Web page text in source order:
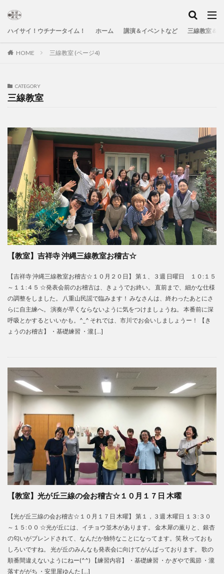
ハイサイ！ウチナータイム！ ホーム 講演＆イベントなど 三線教室＆
HOME 三線教室 (ページ4)
CATEGORY
三線教室
【教室】吉祥寺 沖縄三線教室お稽古☆
【吉祥寺 沖縄三線教室お稽古☆１０月２０日】 第１、３週 日曜日 １０:１５
～１１:４５ ☆発表会前のお稽古は、きょうでお終い。 直前まで、細かな仕様
の調整をしました。 八重山民謡で臨みます！ みなさんは、終わったあとにさ
らに自主練へ。 演奏が早くならないように気をつけましょうね。 本番前に深
呼吸とかするといいかも。^_^ それでは、市川でお会いしましょうー！ 【き
ょうのお稽古】 ・基礎練習 ・瀧 […]
【教室】光が丘三線の会お稽古☆１０月１７日 木曜
【光が丘三線の会お稽古☆１０月１７日 木曜】 第１，３週 木曜日 １３:３０
～１５:００ ☆光が丘には、イチョウ並木があります。 金木犀の薫りと、銀杏
の匂いがブレンドされて、なんだか独特なことになってます。笑 秋っておも
しろいですね。 光が丘のみんなも発表会に向けてがんばっております。 歌の
順番間違えないようにねー(^^) 【練習内容】 ・基礎練習 ・かぎやで風節 ・瀧
落すががち ・安里屋ゆんた […]